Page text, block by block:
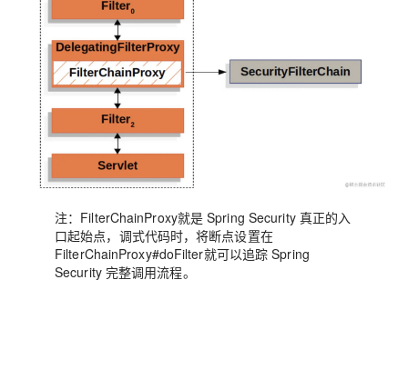
注：FilterChainProxy就是 Spring Security 真正的入
口起始点，调式代码时，将断点设置在
FilterChainProxy#doFilter就可以追踪 Spring
Security 完整调用流程。